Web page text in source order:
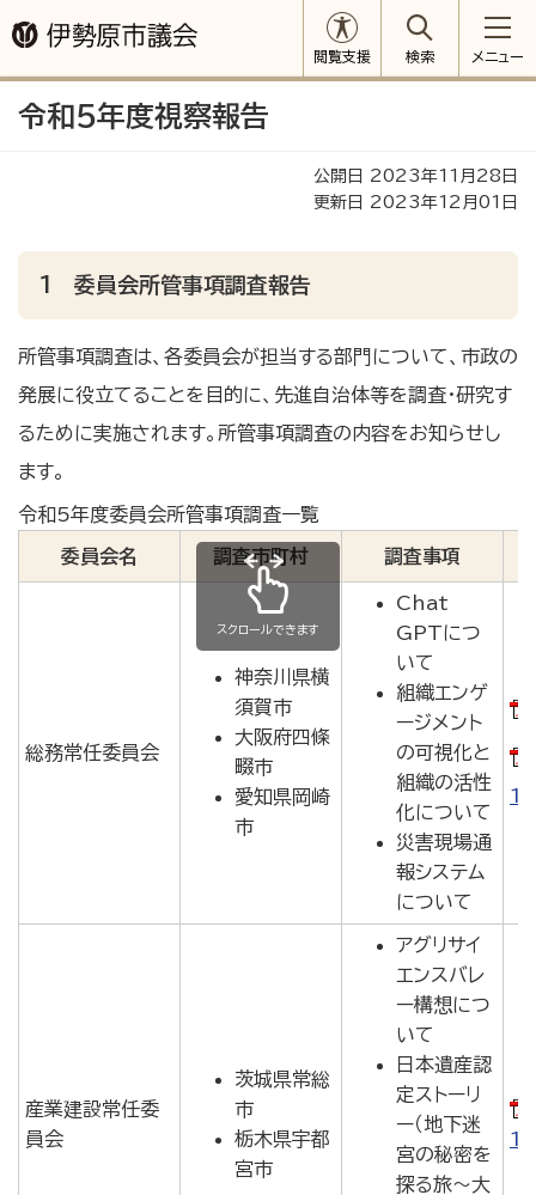
閲覧支援 検索 メニュー
令和5年度視察報告
公開日 2023年11月28日
更新日 2023年12月01日
1 委員会所管事項調査報告
所管事項調査は、各委員会が担当する部門について、市政の
発展に役立てることを目的に、先進自治体等を調査・研究す
るために実施されます。所管事項調査の内容をお知らせし
ます。
令和5年度委員会所管事項調査一覧
委員会名 調査市町村 調査事項
総務常任委員会
神奈川県横
須賀市
大阪府四條
畷市
愛知県岡崎
市
Chat
GPTにつ
いて
組織エンゲ
ージメント
の可視化と
組織の活性
化について
災害現場通
報システム
について
産業建設常任委
員会
茨城県常総
市
栃木県宇都
宮市
アグリサイ
エンスバレ
ー構想につ
いて
日本遺産認
定ストーリ
ー（地下迷
宮の秘密を
探る旅～大
スクロールできます